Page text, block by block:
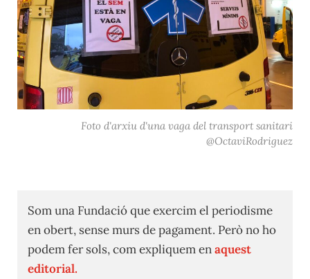
Foto d'arxiu d'una vaga del transport sanitari
@OctaviRodriguez
Som una Fundació que exercim el periodisme
en obert, sense murs de pagament. Però no ho
podem fer sols, com expliquem enaquest
editorial.